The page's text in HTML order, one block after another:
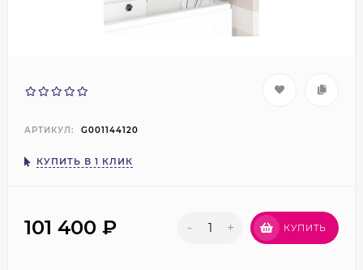
АРТИКУЛ: G001144120
КУПИТЬ В 1 КЛИК
101 400 ₽ - + КУПИТЬ